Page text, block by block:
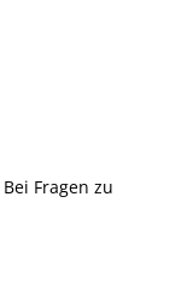
Bei Fragen zu